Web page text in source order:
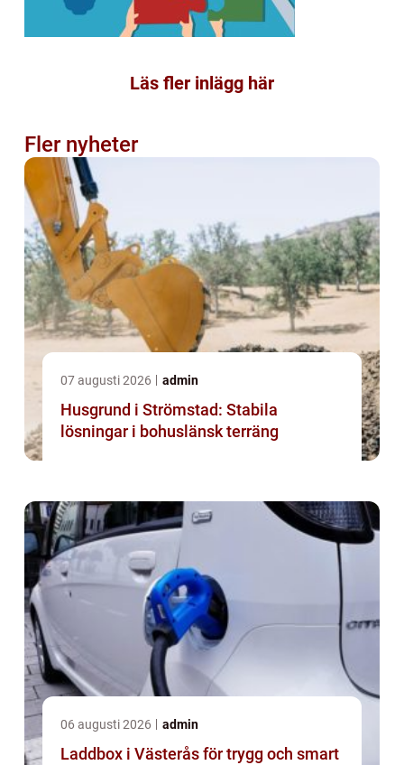
Läs fler inlägg här
Fler nyheter
07 augusti 2026 admin
Husgrund i Strömstad: Stabila
lösningar i bohuslänsk terräng
06 augusti 2026 admin
Laddbox i Västerås för trygg och smart